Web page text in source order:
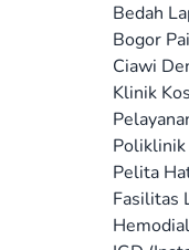
Bedah
Bogor
Ciawi
Klinik
Pelita
Fasilitas